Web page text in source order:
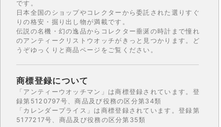
です。
日本全国のショップやコレクターから委託された選りすぐ
りの格安・掘り出し物が満載です。
伝説の名機・幻の逸品からコレクター垂涎の時計まで憧れ
のアンティークリストウオッチがきっと見つかります。ど
うぞゆっくりと商品ページをご覧ください。
商標登録について
「アンティーウオッチマン」は商標登録されています。登
録第5120797号、商品及び役務の区分第34類
「カレンダープライス」は商標登録されています。登録第
5177217号、商品及び役務の区分第35類